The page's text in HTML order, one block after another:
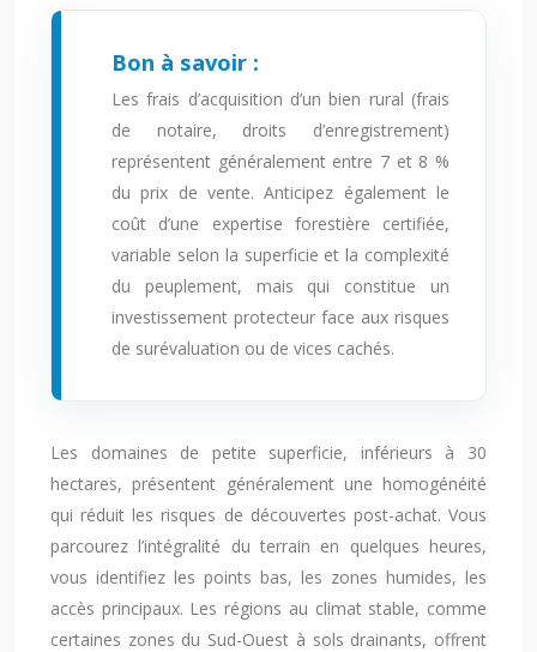
Bon à savoir :
Les frais d’acquisition d’un bien rural (frais
de notaire, droits d’enregistrement)
représentent généralement entre 7 et 8 %
du prix de vente. Anticipez également le
coût d’une expertise forestière certifiée,
variable selon la superficie et la complexité
du peuplement, mais qui constitue un
investissement protecteur face aux risques
de surévaluation ou de vices cachés.
Les domaines de petite superficie, inférieurs à 30
hectares, présentent généralement une homogénéité
qui réduit les risques de découvertes post-achat. Vous
parcourez l’intégralité du terrain en quelques heures,
vous identifiez les points bas, les zones humides, les
accès principaux. Les régions au climat stable, comme
certaines zones du Sud-Ouest à sols drainants, offrent